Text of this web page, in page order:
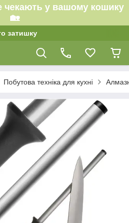
чекають у вашому кошику
🏡
затишку
Побутова техніка для кухні